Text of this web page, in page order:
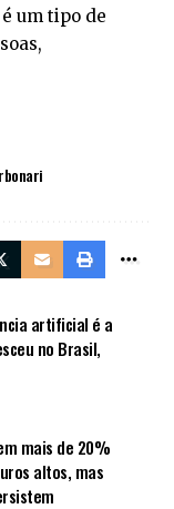
um tipo de
artificial é a
no Brasil,
mais de 20%
altos, mas